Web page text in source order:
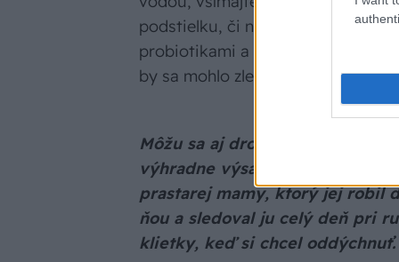
podstielku, či nebojujete s
probiotikami a okyslením vody.
by sa mohlo zlepšiť v priebehu
Môžu sa aj drobné exotické
výhradne výsada múdrejších
prastarej mamy, ktorý jej robil
ňou a sledoval ju celý deň pri
klietky, keď si chcel oddýchnuť.